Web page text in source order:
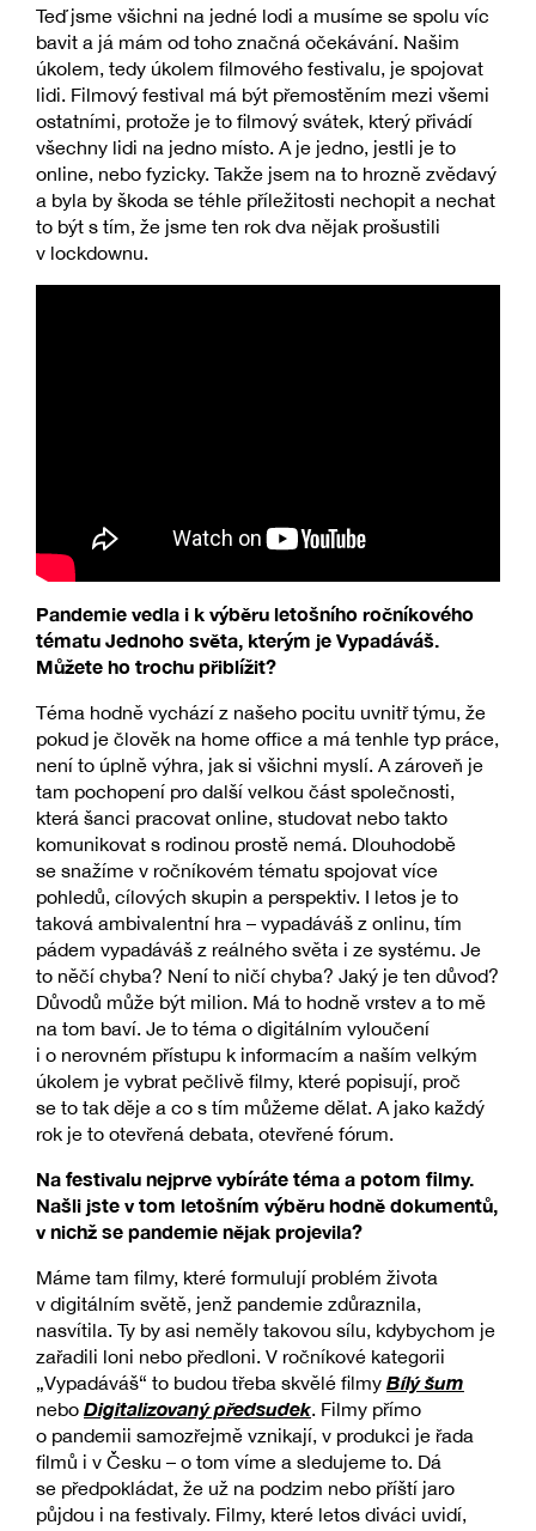
Teď jsme všichni na jedné lodi a musíme se spolu víc
bavit a já mám od toho značná očekávání. Našim
úkolem, tedy úkolem filmového festivalu, je spojovat
lidi. Filmový festival má být přemostěním mezi všemi
ostatními, protože je to filmový svátek, který přivádí
všechny lidi na jedno místo. A je jedno, jestli je to
online, nebo fyzicky. Takže jsem na to hrozně zvědavý
a byla by škoda se téhle příležitosti nechopit a nechat
to být s tím, že jsme ten rok dva nějak prošustili
v lockdownu.
Pandemie vedla i k výběru letošního ročníkového
tématu Jednoho světa, kterým je Vypadáváš.
Můžete ho trochu přiblížit?
Téma hodně vychází z našeho pocitu uvnitř týmu, že
pokud je člověk na home office a má tenhle typ práce,
není to úplně výhra, jak si všichni myslí. A zároveň je
tam pochopení pro další velkou část společnosti,
která šanci pracovat online, studovat nebo takto
komunikovat s rodinou prostě nemá. Dlouhodobě
se snažíme v ročníkovém tématu spojovat více
pohledů, cílových skupin a perspektiv. I letos je to
taková ambivalentní hra – vypadáváš z onlinu, tím
pádem vypadáváš z reálného světa i ze systému. Je
to něčí chyba? Není to ničí chyba? Jaký je ten důvod?
Důvodů může být milion. Má to hodně vrstev a to mě
na tom baví. Je to téma o digitálním vyloučení
i o nerovném přístupu k informacím a naším velkým
úkolem je vybrat pečlivě filmy, které popisují, proč
se to tak děje a co s tím můžeme dělat. A jako každý
rok je to otevřená debata, otevřené fórum.
Na festivalu nejprve vybíráte téma a potom filmy.
Našli jste v tom letošním výběru hodně dokumentů,
v nichž se pandemie nějak projevila?
Máme tam filmy, které formulují problém života
v digitálním světě, jenž pandemie zdůraznila,
nasvítila. Ty by asi neměly takovou sílu, kdybychom je
zařadili loni nebo předloni. V ročníkové kategorii
„Vypadáváš“ to budou třeba skvělé filmy Bílý šum
nebo Digitalizovaný předsudek. Filmy přímo
o pandemii samozřejmě vznikají, v produkci je řada
filmů i v Česku – o tom víme a sledujeme to. Dá
se předpokládat, že už na podzim nebo příští jaro
půjdou i na festivaly. Filmy, které letos diváci uvidí,